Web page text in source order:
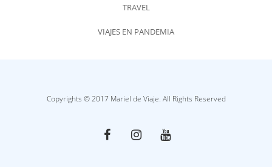
TRAVEL
VIAJES EN PANDEMIA
Copyrights © 2017 Mariel de Viaje. All Rights Reserved